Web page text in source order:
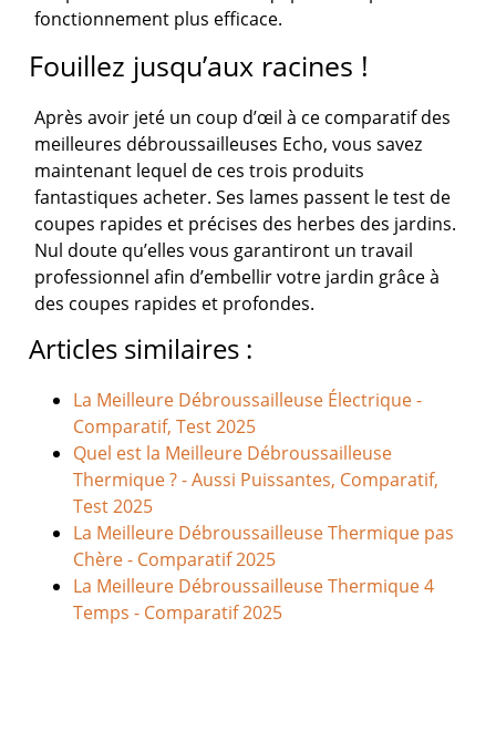
fonctionnement plus efficace.
Fouillez jusqu’aux racines !
Après avoir jeté un coup d’œil à ce comparatif des
meilleures débroussailleuses Echo, vous savez
maintenant lequel de ces trois produits
fantastiques acheter. Ses lames passent le test de
coupes rapides et précises des herbes des jardins.
Nul doute qu’elles vous garantiront un travail
professionnel afin d’embellir votre jardin grâce à
des coupes rapides et profondes.
Articles similaires :
La Meilleure Débroussailleuse Électrique -
Comparatif, Test 2025
Quel est la Meilleure Débroussailleuse
Thermique ? - Aussi Puissantes, Comparatif,
Test 2025
La Meilleure Débroussailleuse Thermique pas
Chère - Comparatif 2025
La Meilleure Débroussailleuse Thermique 4
Temps - Comparatif 2025